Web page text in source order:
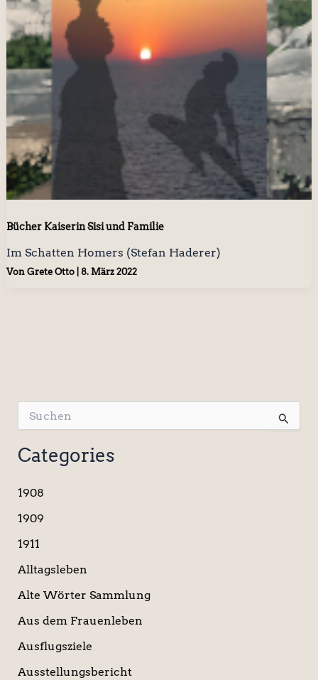
Bücher Kaiserin Sisi und Familie
Im Schatten Homers (Stefan Haderer)
Von Grete Otto 8. März 2022
u
c
h
n
a
h
Categories
1908
1909
1911
Alltagsleben
Alte Wörter Sammlung
Aus dem Frauenleben
Ausflugsziele
Ausstellungsbericht